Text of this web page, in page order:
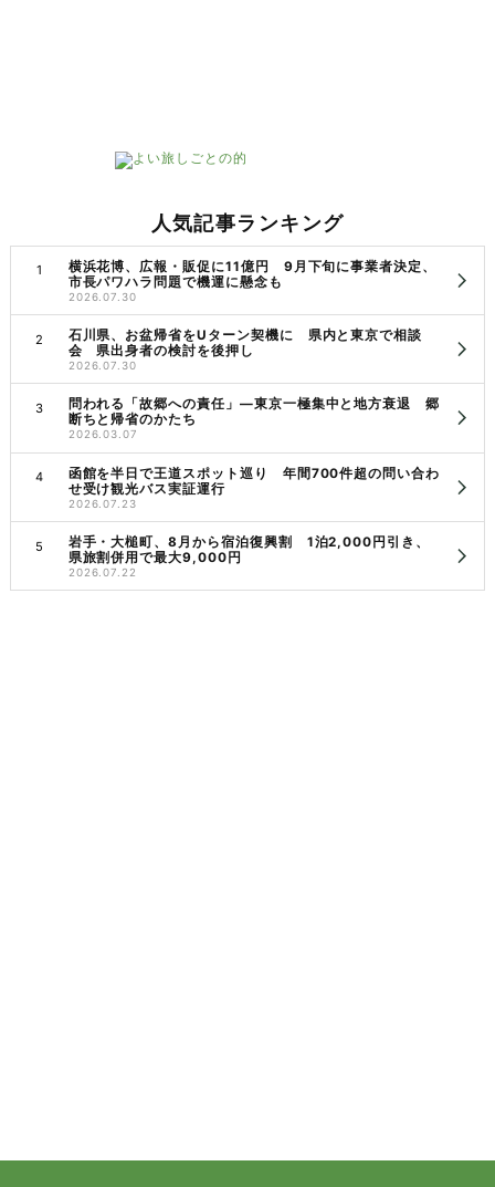
人気記事ランキング
横浜花博、広報・販促に11億円 9月下旬に事業者決定、
市長パワハラ問題で機運に懸念も
2026.07.30
石川県、お盆帰省をUターン契機に 県内と東京で相談
会 県出身者の検討を後押し
2026.07.30
問われる「故郷への責任」―東京一極集中と地方衰退 郷
断ちと帰省のかたち
2026.03.07
函館を半日で王道スポット巡り 年間700件超の問い合わ
せ受け観光バス実証運行
2026.07.23
岩手・大槌町、8月から宿泊復興割 1泊2,000円引き、
県旅割併用で最大9,000円
2026.07.22